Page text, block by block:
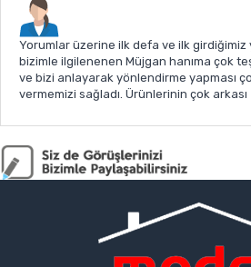
Yorumlar üzerine ilk defa ve ilk girdiğimiz
bizimle ilgilenenen Müjgan hanıma çok
ve bizi anlayarak yönlendirme yapması
vermemizi sağladı. Ürünlerinin çok arkası